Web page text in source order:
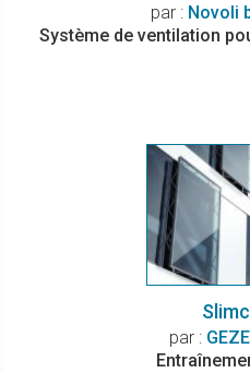
par : Novoli
Système de ventilation
par :